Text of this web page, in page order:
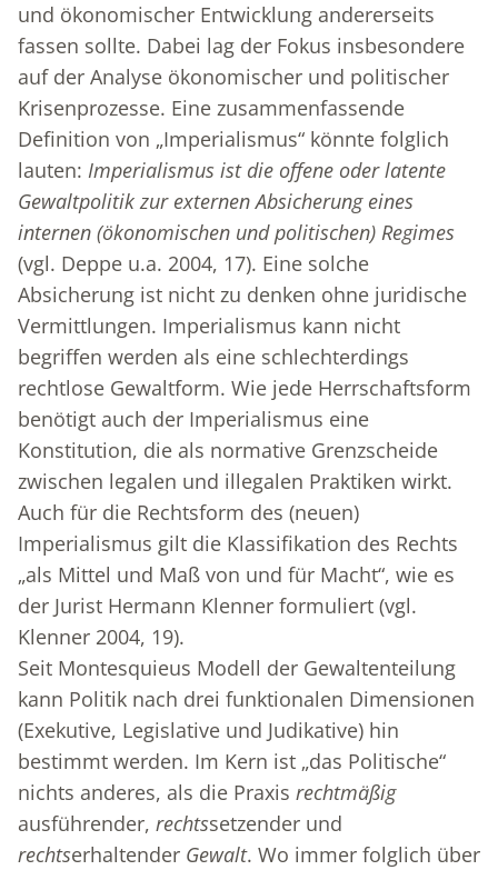
und ökonomischer Entwicklung andererseits
fassen sollte. Dabei lag der Fokus insbesondere
auf der Analyse ökonomischer und politischer
Krisenprozesse. Eine zusammenfassende
Definition von „Imperialismus“ könnte folglich
lauten: Imperialismus ist die offene oder latente
Gewaltpolitik zur externen Absicherung eines
internen (ökonomischen und politischen) Regimes
(vgl. Deppe u.a. 2004, 17). Eine solche
Absicherung ist nicht zu denken ohne juridische
Vermittlungen. Imperialismus kann nicht
begriffen werden als eine schlechterdings
rechtlose Gewaltform. Wie jede Herrschaftsform
benötigt auch der Imperialismus eine
Konstitution, die als normative Grenzscheide
zwischen legalen und illegalen Praktiken wirkt.
Auch für die Rechtsform des (neuen)
Imperialismus gilt die Klassifikation des Rechts
„als Mittel und Maß von und für Macht“, wie es
der Jurist Hermann Klenner formuliert (vgl.
Klenner 2004, 19).
Seit Montesquieus Modell der Gewaltenteilung
kann Politik nach drei funktionalen Dimensionen
(Exekutive, Legislative und Judikative) hin
bestimmt werden. Im Kern ist „das Politische“
nichts anderes, als die Praxis rechtmäßig
ausführender, rechtssetzender und
rechtserhaltender Gewalt. Wo immer folglich über